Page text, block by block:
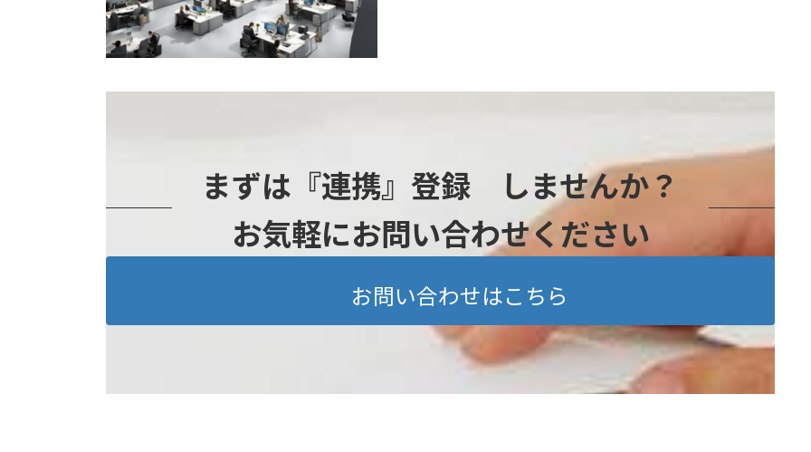
まずは『連携』登録 しませんか？
お気軽にお問い合わせください
お問い合わせはこちら